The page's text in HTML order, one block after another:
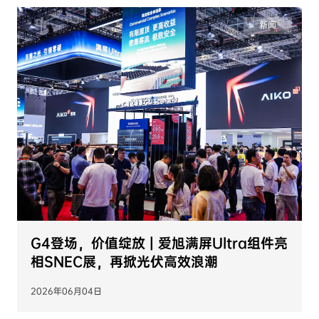
新闻
G4登场，价值绽放 | 爱旭满屏Ultra组件亮
相SNEC展，再掀光伏高效浪潮
2026年06月04日